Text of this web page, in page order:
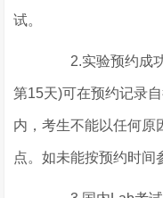
试。
2.实验预约成功
第15天)可在预约记录
内，考生不能以任何原
点。如未能按预约时间